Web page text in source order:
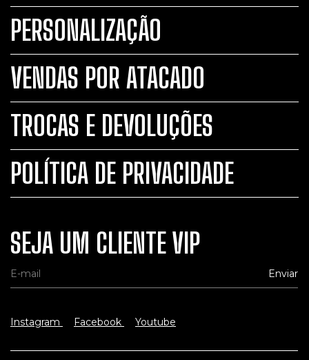
PERSONALIZAÇÃO
VENDAS POR ATACADO
TROCAS E DEVOLUÇÕES
POLÍTICA DE PRIVACIDADE
SEJA UM CLIENTE VIP
Instagram Facebook Youtube